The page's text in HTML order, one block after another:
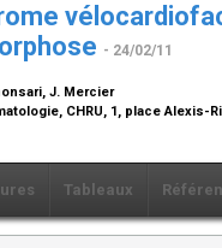
- 24/02/11
J. Mercier
CHRU, 1, place Alexis-
Tableaux